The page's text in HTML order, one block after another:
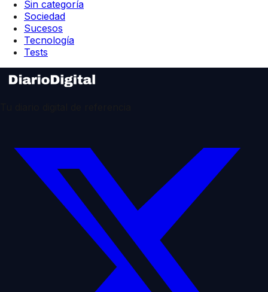
Sin categoría
Sociedad
Sucesos
Tecnología
Tests